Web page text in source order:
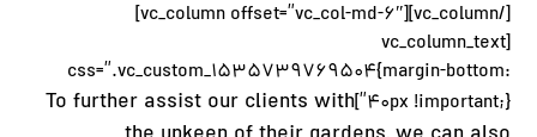
[/vc_column][vc_column offset=”vc_col-md-6″]
[vc_column_text
css=”.vc_custom_1535739769504{margin-bottom:
40px !important;}”]
To further assist our clients with